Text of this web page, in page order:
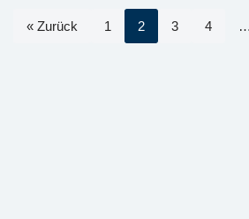
« Zurück 1 2 3 4 …